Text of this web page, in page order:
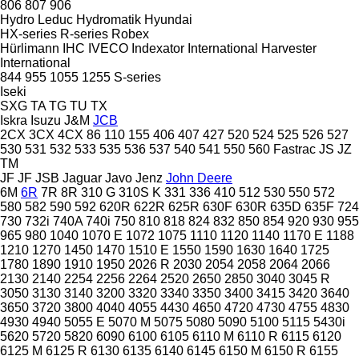
806 807 906
Hydro Leduc Hydromatik Hyundai
HX-series R-series Robex
Hürlimann
IHC IVECO Indexator International Harvester
International
844 955 1055 1255 S-series
Iseki
SXG TA TG TU TX
Iskra Isuzu J&M JCB
2CX 3CX 4CX 86 110 155 406 407 427 520 524 525 526 527
530 531 532 533 535 536 537 540 541 550 560 Fastrac JS JZ
TM
JF JF JSB Jaguar Javo Jenz John Deere
6M 6R 7R 8R 310 G 310S K 331 336 410 512 530 550 572
580 582 590 592 620R 622R 625R 630F 630R 635D 635F 724
730 732i 740A 740i 750 810 818 824 832 850 854 920 930 955
965 980 1040 1070 E 1072 1075 1110 1120 1140 1170 E 1188
1210 1270 1450 1470 1510 E 1550 1590 1630 1640 1725
1780 1890 1910 1950 2026 R 2030 2054 2058 2064 2066
2130 2140 2254 2256 2264 2520 2650 2850 3040 3045 R
3050 3130 3140 3200 3320 3340 3350 3400 3415 3420 3640
3650 3720 3800 4040 4055 4430 4650 4720 4730 4755 4830
4930 4940 5055 E 5070 M 5075 5080 5090 5100 5115 5430i
5620 5720 5820 6090 6100 6105 6110 M 6110 R 6115 6120
6125 M 6125 R 6130 6135 6140 6145 6150 M 6150 R 6155